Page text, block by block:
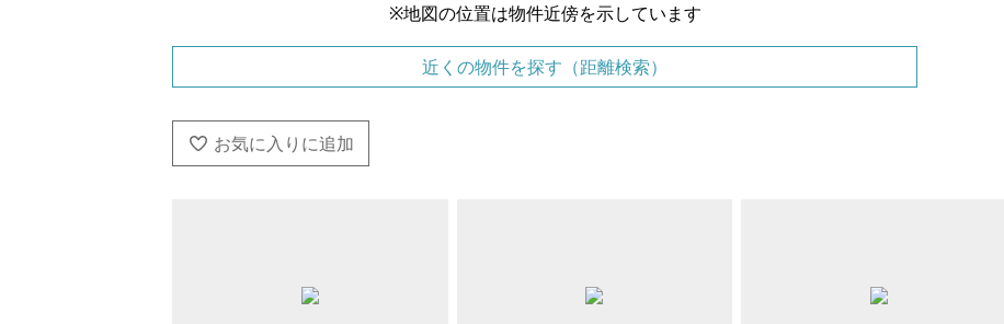
※地図の位置は物件近傍を示しています
近くの物件を探す（距離検索）